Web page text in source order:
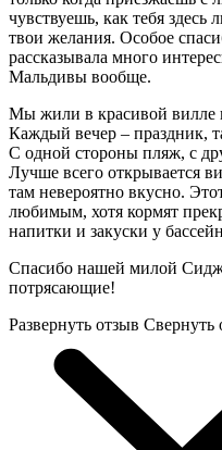
чувствуешь, как тебя здесь
твои желания. Особое
рассказывала много
Мальдивы вообще.
Мы жили в красивой вилле
Каждый вечер – праздник,
С одной стороны пляж, с
Лучше всего открывается
там невероятно вкусно.
любимым, хотя кормят
напитки и закуски у
Спасибо нашей милой
потрясающие!
Развернуть отзыв Свернуть